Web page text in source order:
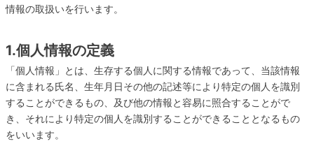
情報の取扱いを行います。
1.個人情報の定義
「個人情報」とは、生存する個人に関する情報であって、当該情報
に含まれる氏名、生年月日その他の記述等により特定の個人を識別
することができるもの、及び他の情報と容易に照合することがで
き、それにより特定の個人を識別することができることとなるもの
をいいます。